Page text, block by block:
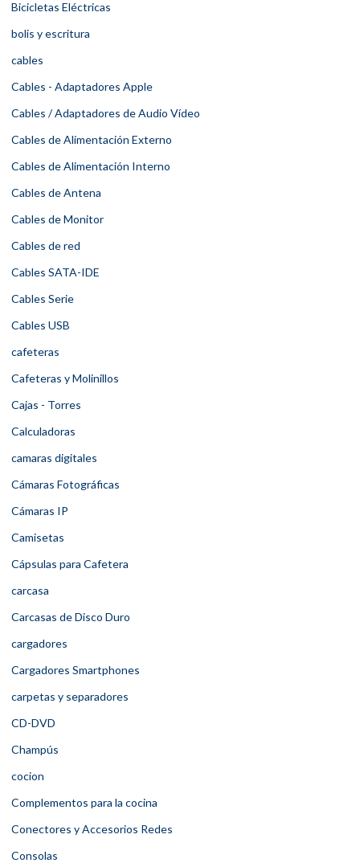
Bicicletas Eléctricas
bolis y escritura
cables
Cables - Adaptadores Apple
Cables / Adaptadores de Audio Vídeo
Cables de Alimentación Externo
Cables de Alimentación Interno
Cables de Antena
Cables de Monitor
Cables de red
Cables SATA-IDE
Cables Serie
Cables USB
cafeteras
Cafeteras y Molinillos
Cajas - Torres
Calculadoras
camaras digitales
Cámaras Fotográficas
Cámaras IP
Camisetas
Cápsulas para Cafetera
carcasa
Carcasas de Disco Duro
cargadores
Cargadores Smartphones
carpetas y separadores
CD-DVD
Champús
cocion
Complementos para la cocina
Conectores y Accesorios Redes
Consolas